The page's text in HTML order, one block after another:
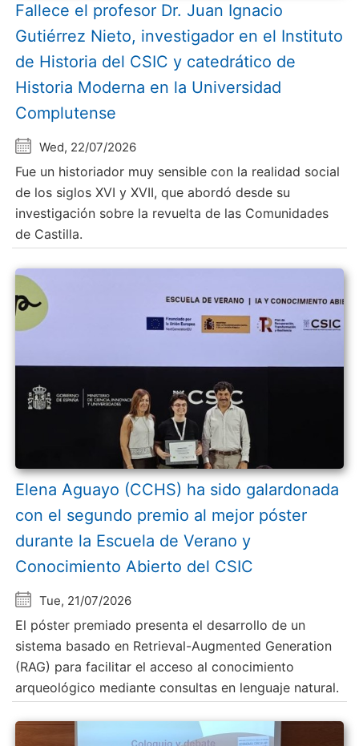
Fallece el profesor Dr. Juan Ignacio
Gutiérrez Nieto, investigador en el Instituto
de Historia del CSIC y catedrático de
Historia Moderna en la Universidad
Complutense
Wed, 22/07/2026
Fue un historiador muy sensible con la realidad social
de los siglos XVI y XVII, que abordó desde su
investigación sobre la revuelta de las Comunidades
de Castilla.
Elena Aguayo (CCHS) ha sido galardonada
con el segundo premio al mejor póster
durante la Escuela de Verano y
Conocimiento Abierto del CSIC
Tue, 21/07/2026
El póster premiado presenta el desarrollo de un
sistema basado en Retrieval-Augmented Generation
(RAG) para facilitar el acceso al conocimiento
arqueológico mediante consultas en lenguaje natural.